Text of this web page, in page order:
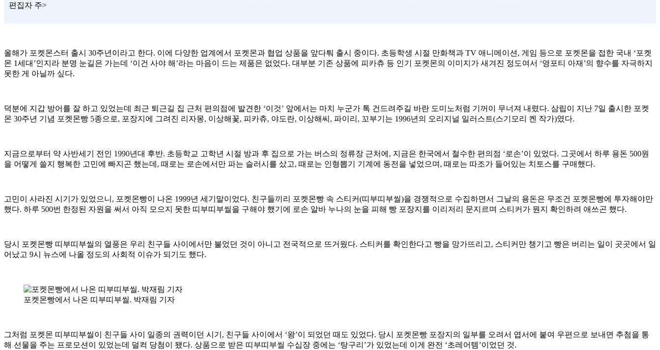
편집자 주>
올해가 포켓몬스터 출시 30주년이라고 한다. 이에 다양한 업계에서 포켓몬과 협업 상품을 앞다퉈 출시 중이다. 초등학생 시절 만화책과 TV 애니메이션, 게임 등으로 포켓몬을 접한 국내 ‘포켓
몬 1세대’인지라 분명 눈길은 가는데 ‘이건 사야 해’라는 마음이 드는 제품은 없었다. 대부분 기존 상품에 피카츄 등 인기 포켓몬의 이미지가 새겨진 정도여서 ‘영포티 아재’의 향수를 자극하지
못한 게 아닐까 싶다.
덕분에 지갑 방어를 잘 하고 있었는데 최근 퇴근길 집 근처 편의점에 발견한 ‘이것’ 앞에서는 마치 누군가 톡 건드려주길 바란 도미노처럼 기꺼이 무너져 내렸다. 삼립이 지난 7일 출시한 포켓
몬 30주년 기념 포켓몬빵 5종으로, 포장지에 그려진 리자몽, 이상해꽃, 피카츄, 야도란, 이상해씨, 파이리, 꼬부기는 1996년의 오리지널 일러스트(스기모리 켄 작가)였다.
지금으로부터 약 사반세기 전인 1990년대 후반. 초등학교 고학년 시절 방과 후 집으로 가는 버스의 정류장 근처에, 지금은 한국에서 철수한 편의점 ‘로손’이 있었다. 그곳에서 하루 용돈 500원
을 어떻게 쓸지 행복한 고민에 빠지곤 했는데, 때로는 로손에서만 파는 슬러시를 샀고, 때로는 인형뽑기 기계에 동전을 넣었으며, 때로는 따조가 들어있는 치토스를 구매했다.
고민이 사라진 시기가 있었으니, 포켓몬빵이 나온 1999년 세기말이었다. 친구들끼리 포켓몬빵 속 스티커(띠부띠부씰)을 경쟁적으로 수집하면서 그날의 용돈은 무조건 포켓몬빵에 투자해야만
했다. 하루 500번 한정된 자원을 써서 아직 모으지 못한 띠부띠부씰을 구해야 했기에 로손 알바 누나의 눈을 피해 빵 포장지를 이리저리 문지르며 스티커가 뭔지 확인하려 애쓰곤 했다.
당시 포켓몬빵 띠부띠부씰의 열풍은 우리 친구들 사이에서만 불었던 것이 아니고 전국적으로 뜨거웠다. 스티커를 확인한다고 빵을 망가뜨리고, 스티커만 챙기고 빵은 버리는 일이 곳곳에서 일
어났고 9시 뉴스에 나올 정도의 사회적 이슈가 되기도 했다.
포켓몬빵에서 나온 띠부띠부씰. 박재림 기자
그처럼 포켓몬 띠부띠부씰이 친구들 사이 일종의 권력이던 시기, 친구들 사이에서 ‘왕’이 되었던 때도 있었다. 당시 포켓몬빵 포장지의 일부를 오려서 엽서에 붙여 우편으로 보내면 추첨을 통
해 선물을 주는 프로모션이 있었는데 덜컥 당첨이 됐다. 상품으로 받은 띠부띠부씰 수십장 중에는 ‘탕구리’가 있었는데 이게 완전 ‘초레어템’이었던 것.